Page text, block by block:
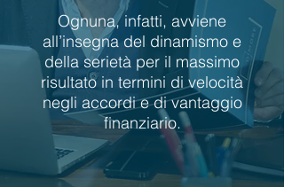
Ognuna, infatti, avviene
all’insegna del dinamismo e
della serietà per il massimo
risultato in termini di velocità
negli accordi e di vantaggio
finanziario.